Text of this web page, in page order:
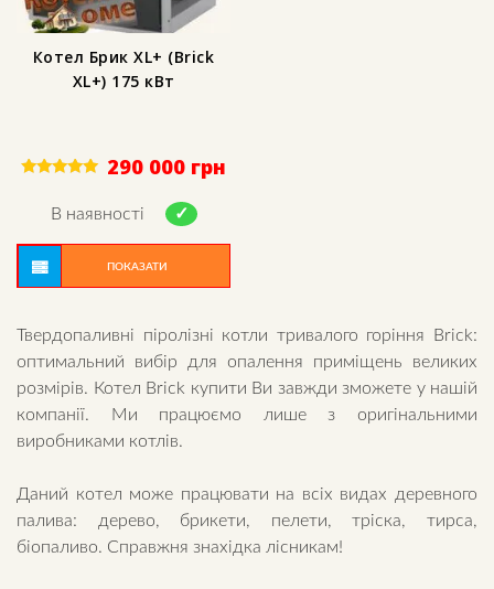
Котел Брик XL+ (Brick
XL+) 175 кВт
out of 5
290 000 грн
В наявності
ПОКАЗАТИ
Твердопаливні піролізні котли тривалого горіння Brick:
оптимальний вибір для опалення приміщень великих
розмірів. Котел Brick купити Ви завжди зможете у нашій
компанії. Ми працюємо лише з оригінальними
виробниками котлів.
Даний котел може працювати на всіх видах деревного
палива: дерево, брикети, пелети, тріска, тирса,
біопаливо. Справжня знахідка лісникам!